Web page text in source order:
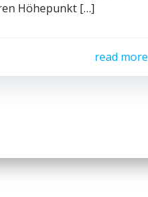
Höhepunkt […]
read more